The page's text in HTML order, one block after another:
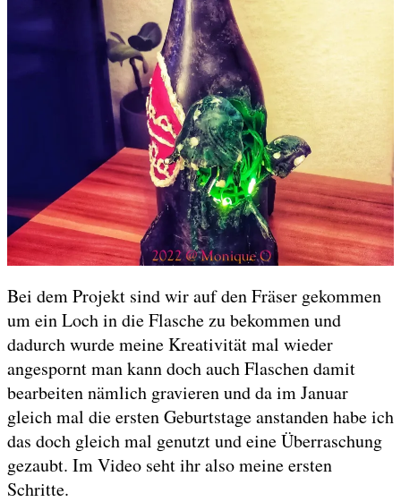
Bei dem Projekt sind wir auf den Fräser gekommen
um ein Loch in die Flasche zu bekommen und
dadurch wurde meine Kreativität mal wieder
angespornt man kann doch auch Flaschen damit
bearbeiten nämlich gravieren und da im Januar
gleich mal die ersten Geburtstage anstanden habe ich
das doch gleich mal genutzt und eine Überraschung
gezaubt. Im Video seht ihr also meine ersten
Schritte.